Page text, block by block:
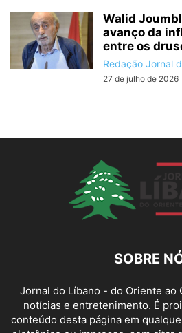
Walid
avanço da
entre os
Redação Jornal
27 de julho de 2026
SOBRE
Jornal do Líbano - do Oriente ao
notícias e entretenimento. É
conteúdo desta página em